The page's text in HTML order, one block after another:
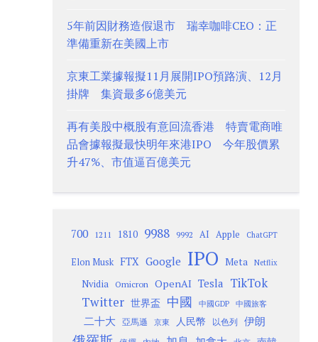
5年前因財務造假退市 瑞幸咖啡CEO：正
準備重新在美國上市
京東工業據報擬11月展開IPO預路演、12月
掛牌 集資最多6億美元
再有美股中概股有意回流香港 特賣電商唯
品會據報擬最快明年來港IPO 今年股價累
升47%、市值逼百億美元
700 1211 1810 9988 9992 AI Apple ChatGPT
Elon Musk FTX Google IPO Meta Netflix
Nvidia Omicron OpenAI Tesla TikTok
Twitter 世界盃 中國 中國GDP 中國旅客
二十大 亞馬遜 京東 人民幣 以色列 伊朗